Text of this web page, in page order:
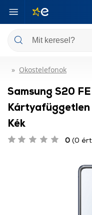
Okostelefonok
Samsung S20
Kártyafüggetlen
Kék
0 (0